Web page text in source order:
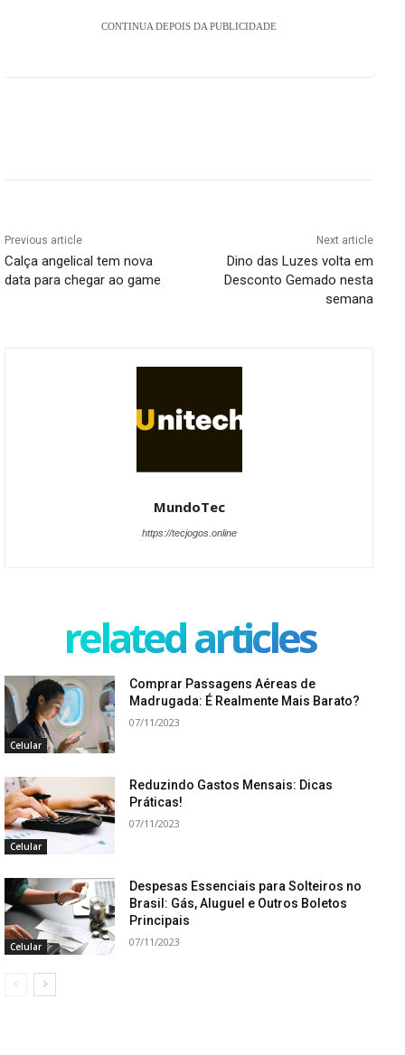
CONTINUA DEPOIS DA PUBLICIDADE
Previous article
Calça angelical tem nova
data para chegar ao game
Next article
Dino das Luzes volta em
Desconto Gemado nesta
semana
MundoTec
https://tecjogos.online
related articles
Celular
Comprar Passagens Aéreas de
Madrugada: É Realmente Mais Barato?
07/11/2023
Celular
Reduzindo Gastos Mensais: Dicas
Práticas!
07/11/2023
Celular
Despesas Essenciais para Solteiros no
Brasil: Gás, Aluguel e Outros Boletos
Principais
07/11/2023